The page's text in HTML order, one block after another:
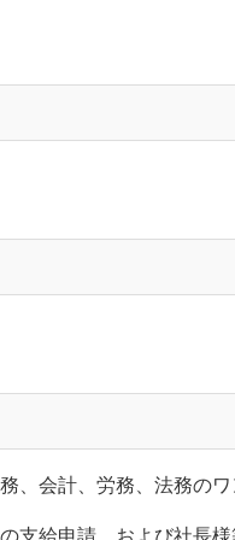
、会計、労務、法務の
支給申請、および社長